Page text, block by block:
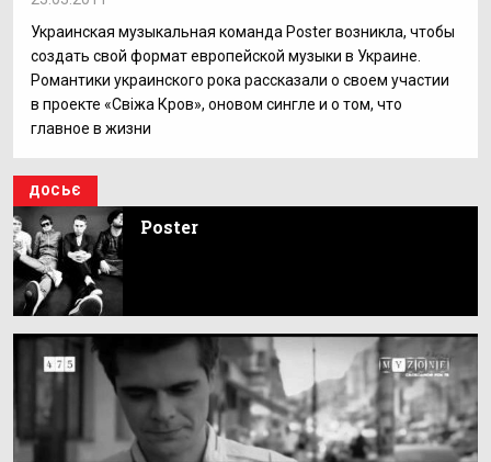
Украинская музыкальная команда Poster возникла, чтобы
создать свой формат европейской музыки в Украине.
Романтики украинского рока рассказали о своем участии
в проекте «Свіжа Кров», оновом сингле и о том, что
главное в жизни
ДОСЬЄ
Poster